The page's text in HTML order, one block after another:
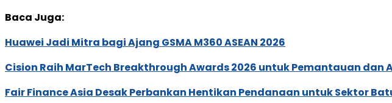
Baca Juga:
Huawei Jadi Mitra bagi Ajang GSMA M360 ASEAN 2026
Cision Raih MarTech Breakthrough Awards 2026 untuk Pemantauan dan
Fair Finance Asia Desak Perbankan Hentikan Pendanaan untuk Sektor